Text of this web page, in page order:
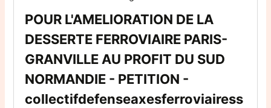
POUR L'AMELIORATION DE LA
DESSERTE FERROVIAIRE PARIS-
GRANVILLE AU PROFIT DU SUD
NORMANDIE - PETITION -
collectifdefenseaxesferroviairess